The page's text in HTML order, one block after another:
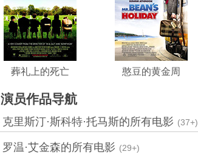
葬礼上的死亡 憨豆的黄金周
演员作品导航
克里斯汀·斯科特·托马斯的所有电影 (37+)
罗温·艾金森的所有电影 (29+)